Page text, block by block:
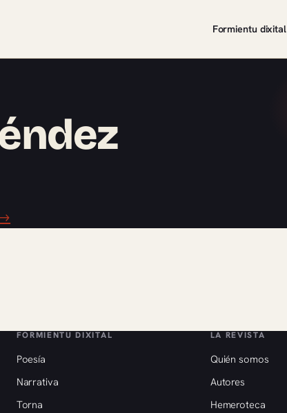
Formientu dixital
→
FORMIENTU DIXITAL
Poesía
Narrativa
Torna
LA REVISTA
Quién somos
Autores
Hemeroteca